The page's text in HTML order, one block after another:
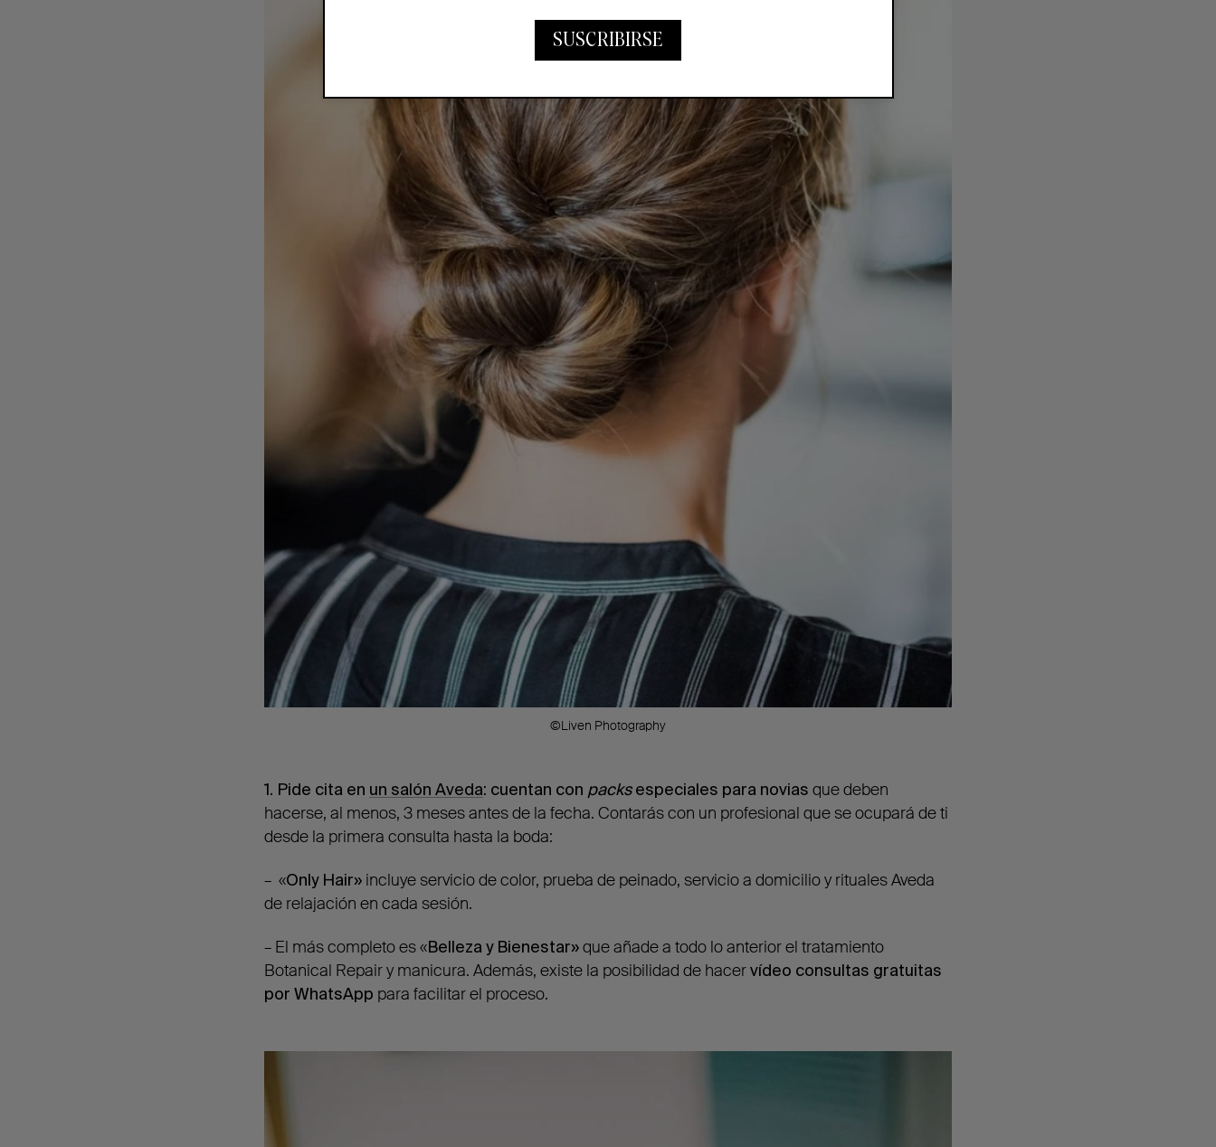
©Liven Photography
1. Pide cita en un salón Aveda: cuentan con packsespeciales para novias que deben
hacerse, al menos, 3 meses antes de la fecha. Contarás con un profesional que se ocupará de ti
desde la primera consulta hasta la boda:
– «Only Hair» incluye servicio de color, prueba de peinado, servicio a domicilio y rituales Aveda
de relajación en cada sesión.
– El más completo es «Belleza y Bienestar»que añade a todo lo anterior el tratamiento
Botanical Repair y manicura. Además, existe la posibilidad de hacervídeo consultas gratuitas
por WhatsApp para facilitar el proceso.
SUSCRIBIRSE